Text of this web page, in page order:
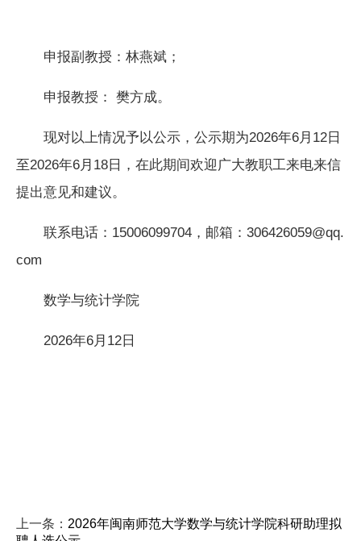
申报副教授：林燕斌；
申报教授： 樊方成。
现对以上情况予以公示，公示期为2026年6月12日
至2026年6月18日，在此期间欢迎广大教职工来电来信
提出意见和建议。
联系电话：15006099704，邮箱：306426059@qq.
com
数学与统计学院
2026年6月12日
上一条： 2026年闽南师范大学数学与统计学院科研助理拟